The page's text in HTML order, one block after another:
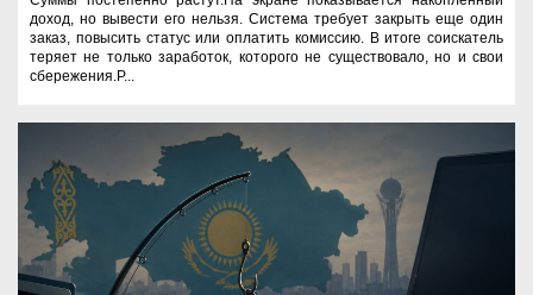
доход, но вывести его нельзя. Система требует закрыть еще один
заказ, повысить статус или оплатить комиссию. В итоге соискатель
теряет не только заработок, которого не существовало, но и свои
сбережения.Р...